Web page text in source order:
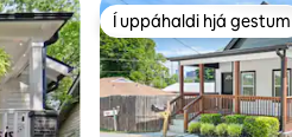
Í uppáhaldi hjá gestum
Í uppáhaldi hjá gestum